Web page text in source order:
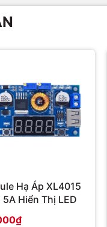
Hạ Áp XL4015
5A Hiển Thị LED